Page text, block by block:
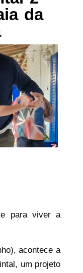
da
para viver a
acontece a
um projeto